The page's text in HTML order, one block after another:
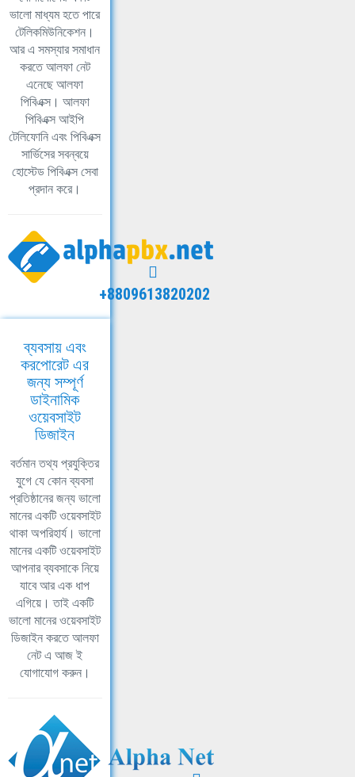
ভালো মাধ্যম হতে পারে
টেলিকমিউনিকেশন।
আর এ সমস্যার সমাধান
করতে আলফা নেট
এনেছে আলফা
পিবিএক্স। আলফা
পিবিএক্স আইপি
টেলিফোনি এবং পিবিএক্স
সার্ভিসের সবন্বয়ে
হোস্টেড পিবিএক্স সেবা
প্রদান করে।
+8809613820202
ব্যবসায় এবং
করপোরেট এর
জন্য সম্পূর্ণ
ডাইনামিক
ওয়েবসাইট
ডিজাইন
বর্তমান তথ্য প্রযুক্তির
যুগে যে কোন ব্যবসা
প্রতিষ্ঠানের জন্য ভালো
মানের একটি ওয়েবসাইট
থাকা অপরিহার্য। ভালো
মানের একটি ওয়েবসাইট
আপনার ব্যবসাকে নিয়ে
যাবে আর এক ধাপ
এগিয়ে। তাই একটি
ভালো মানের ওয়েবসাইট
ডিজাইন করতে আলফা
নেট এ আজ ই
যোগাযোগ করুন।